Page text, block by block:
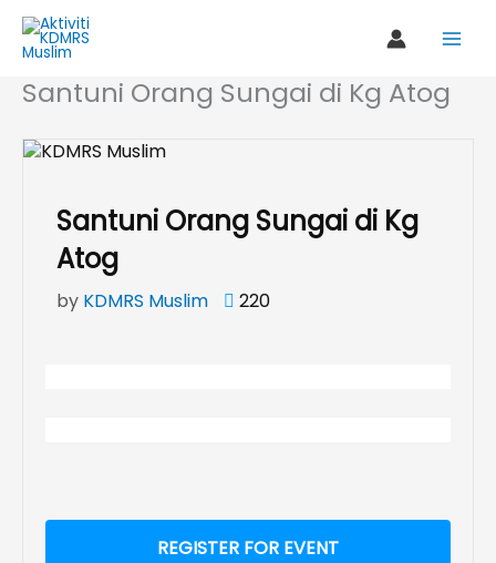
content
Santuni Orang Sungai di Kg Atog
Santuni Orang Sungai di Kg
Atog
by KDMRS Muslim 220
REGISTER FOR EVENT